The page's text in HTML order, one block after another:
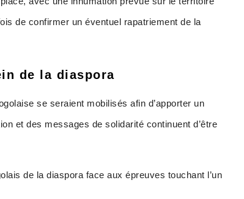
de confirmer un éventuel rapatriement de la
de la diaspora
se seraient mobilisés afin d’apporter un
et des messages de solidarité continuent d’être
de la diaspora face aux épreuves touchant l’un